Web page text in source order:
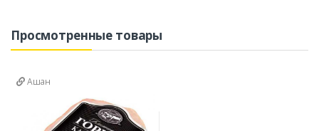
Просмотренные товары
Ашан